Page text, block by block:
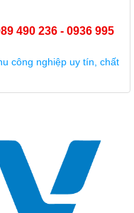
490 236 - 0936 995
công nghiệp uy tín, chất